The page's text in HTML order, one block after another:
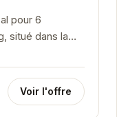
pour 6
situé dans la
Profitez
Voir l'offre